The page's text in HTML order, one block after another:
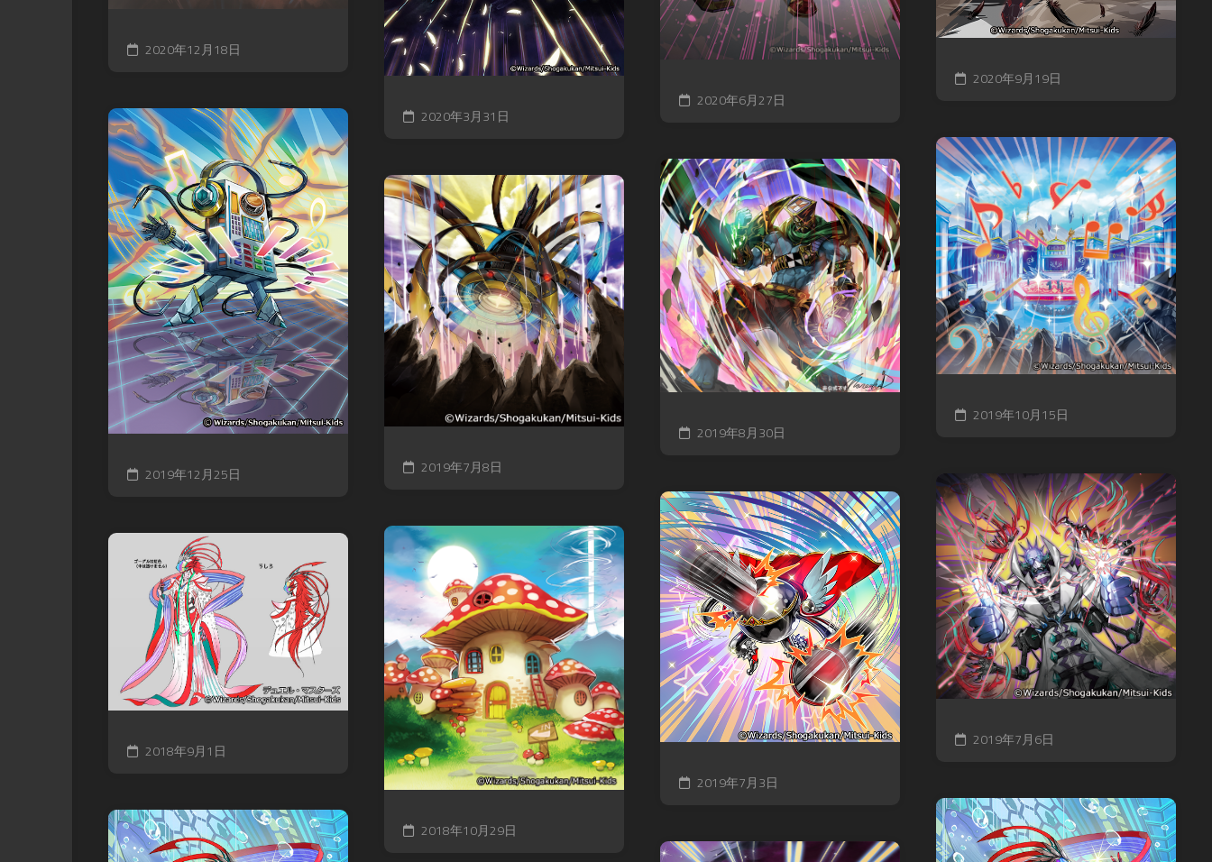
ズ
バ
デ
ラ
ス
ト
ク
ロ
ニ
ク
ル
ス
カ
イ
ガ
レ
ッ
ド
ノ
ー
ト
バ
ト
ル
ス
ピ
リ
ッ
ツ
封
印
譚
ミ
ト
ス
RPG
神
話
創
世
RPG
ア
マ
デ
ウ
Other
Books
ユ
ニ
バ
バ
ハ
ム
ー
ト
ト
リ
プ
ル
モ
ン
ス
タ
闘
中
SPEED
WITCH
BATTLE
Other
Games
2020年12月18日
2020年9月19日
2020年6月27日
2020年3月31日
2019年12月25日
2019年10月15日
2019年8月30日
2019年7月8日
2019年7月6日
2019年7月3日
2018年10月29日
2018年9月1日